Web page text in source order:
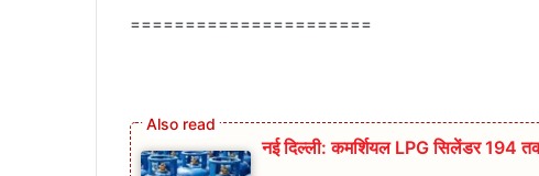
======================
नई दिल्ली: कमर्शियल LPG सिलेंडर 194